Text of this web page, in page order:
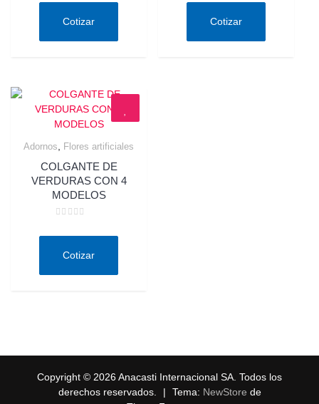
deCotizar
deCotizar
Adornos Flores artificiales
COLGANTE DE
VERDURAS CON 4
MODELOS
deCotizar
Copyright © 2026 Anacasti Internacional SA. Todos los
derechos reservados.
| Tema: NewStore de